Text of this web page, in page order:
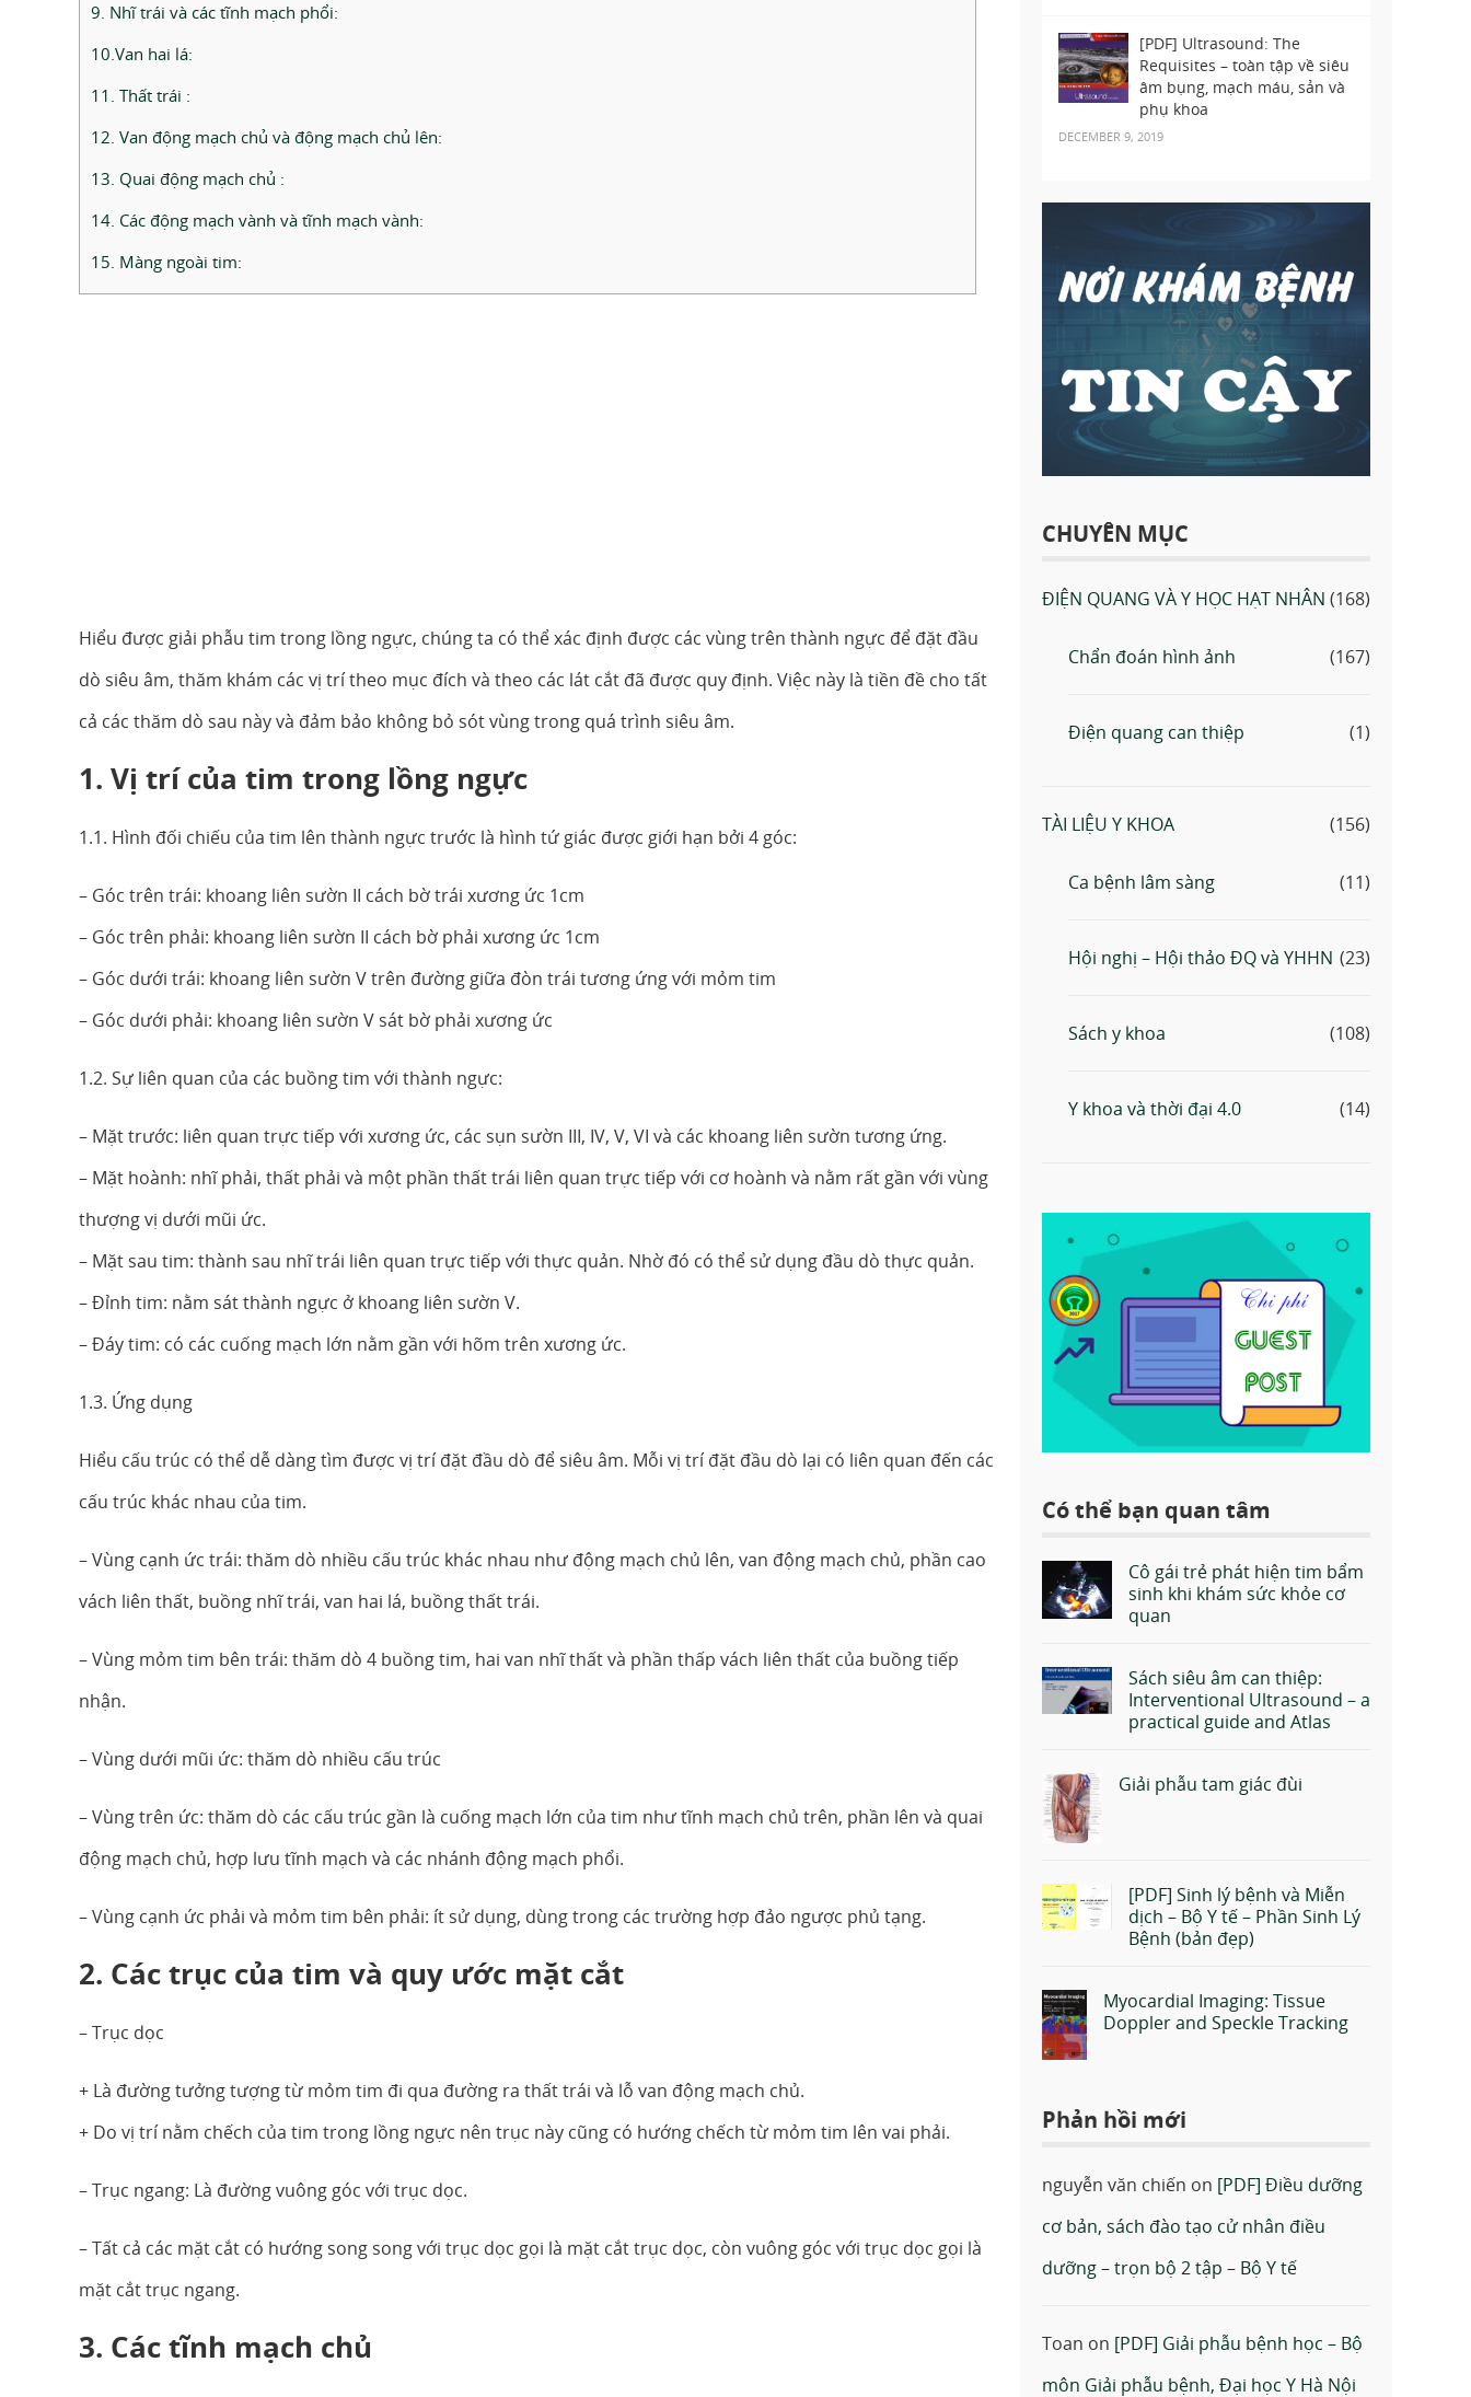
9. Nhĩ trái và các tĩnh mạch phổi:
10.Van hai lá:
11. Thất trái :
12. Van động mạch chủ và động mạch chủ lên:
13. Quai động mạch chủ :
14. Các động mạch vành và tĩnh mạch vành:
15. Màng ngoài tim:
Hiểu được giải phẫu tim trong lồng ngực, chúng ta có thể xác định được các vùng trên thành ngực để đặt đầu
dò siêu âm, thăm khám các vị trí theo mục đích và theo các lát cắt đã được quy định. Việc này là tiền đề cho tất
cả các thăm dò sau này và đảm bảo không bỏ sót vùng trong quá trình siêu âm.
1. Vị trí của tim trong lồng ngực
1.1. Hình đối chiếu của tim lên thành ngực trước là hình tứ giác được giới hạn bởi 4 góc:
– Góc trên trái: khoang liên sườn II cách bờ trái xương ức 1cm
– Góc trên phải: khoang liên sườn II cách bờ phải xương ức 1cm
– Góc dưới trái: khoang liên sườn V trên đường giữa đòn trái tương ứng với mỏm tim
– Góc dưới phải: khoang liên sườn V sát bờ phải xương ức
1.2. Sự liên quan của các buồng tim với thành ngực:
– Mặt trước: liên quan trực tiếp với xương ức, các sụn sườn III, IV, V, VI và các khoang liên sườn tương ứng.
– Mặt hoành: nhĩ phải, thất phải và một phần thất trái liên quan trực tiếp với cơ hoành và nằm rất gần với vùng
thượng vị dưới mũi ức.
– Mặt sau tim: thành sau nhĩ trái liên quan trực tiếp với thực quản. Nhờ đó có thể sử dụng đầu dò thực quản.
– Đỉnh tim: nằm sát thành ngực ở khoang liên sườn V.
– Đáy tim: có các cuống mạch lớn nằm gần với hõm trên xương ức.
1.3. Ứng dụng
Hiểu cấu trúc có thể dễ dàng tìm được vị trí đặt đầu dò để siêu âm. Mỗi vị trí đặt đầu dò lại có liên quan đến các
cấu trúc khác nhau của tim.
– Vùng cạnh ức trái: thăm dò nhiều cấu trúc khác nhau như động mạch chủ lên, van động mạch chủ, phần cao
vách liên thất, buồng nhĩ trái, van hai lá, buồng thất trái.
– Vùng mỏm tim bên trái: thăm dò 4 buồng tim, hai van nhĩ thất và phần thấp vách liên thất của buồng tiếp
nhận.
– Vùng dưới mũi ức: thăm dò nhiều cấu trúc
– Vùng trên ức: thăm dò các cấu trúc gần là cuống mạch lớn của tim như tĩnh mạch chủ trên, phần lên và quai
động mạch chủ, hợp lưu tĩnh mạch và các nhánh động mạch phổi.
– Vùng cạnh ức phải và mỏm tim bên phải: ít sử dụng, dùng trong các trường hợp đảo ngược phủ tạng.
2. Các trục của tim và quy ước mặt cắt
– Trục dọc
+ Là đường tưởng tượng từ mỏm tim đi qua đường ra thất trái và lỗ van động mạch chủ.
+ Do vị trí nằm chếch của tim trong lồng ngực nên trục này cũng có hướng chếch từ mỏm tim lên vai phải.
– Trục ngang: Là đường vuông góc với trục dọc.
– Tất cả các mặt cắt có hướng song song với trục dọc gọi là mặt cắt trục dọc, còn vuông góc với trục dọc gọi là
mặt cắt trục ngang.
3. Các tĩnh mạch chủ
[PDF] Ultrasound: The
Requisites – toàn tập về siêu
âm bụng, mạch máu, sản và
phụ khoa
DECEMBER 9, 2019
CHUYÊN MỤC
ĐIỆN QUANG VÀ Y HỌC HẠT NHÂN (168)
Chẩn đoán hình ảnh (167)
Điện quang can thiệp (1)
TÀI LIỆU Y KHOA (156)
Ca bệnh lâm sàng (11)
Hội nghị – Hội thảo ĐQ và YHHN (23)
Sách y khoa (108)
Y khoa và thời đại 4.0 (14)
Có thể bạn quan tâm
Cô gái trẻ phát hiện tim bẩm
sinh khi khám sức khỏe cơ
quan
Sách siêu âm can thiệp:
Interventional Ultrasound – a
practical guide and Atlas
Giải phẫu tam giác đùi
[PDF] Sinh lý bệnh và Miễn
dịch – Bộ Y tế – Phần Sinh Lý
Bệnh (bản đẹp)
Myocardial Imaging: Tissue
Doppler and Speckle Tracking
Phản hồi mới
nguyễn văn chiến on [PDF] Điều dưỡng
cơ bản, sách đào tạo cử nhân điều
dưỡng – trọn bộ 2 tập – Bộ Y tế
Toan on [PDF] Giải phẫu bệnh học – Bộ
môn Giải phẫu bệnh, Đại học Y Hà Nội